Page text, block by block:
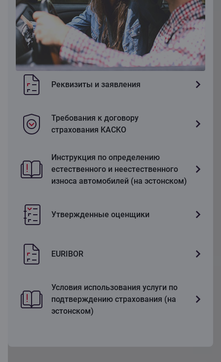
Реквизиты и заявления
Требования к договору
страхования KACKO
Инструкция по определению
естественного и неестественного
износа автомобилей (на эстонском)
Утвержденные оценщики
EURIBOR
Условия использования услуги по
подтверждению страхования (на
эстонском)